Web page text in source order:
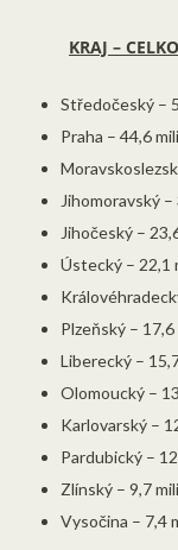
KRAJ –
Středočeský –
Praha – 44,6
Jihomoravský
Jihočeský –
Ústecký – 22,1
Plzeňský –
Liberecký –
Olomoucký –
Karlovarský –
Pardubický –
Zlínský – 9,7
Vysočina – 7,4